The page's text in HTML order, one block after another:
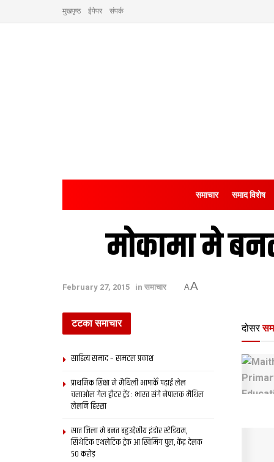
मुखपृष्ठ ईपेपर संपर्क
समाचार समाद विशेष
मोकामा मे
February 27, 2015 in समाचार AA
दोसर
टटका समाचार
साहित्य समाद – समटल प्रकाश
प्राथमिक शि‍क्षा मे मैथि‍ली भाषाकेँ पढ़ाई लेल
चलाओल गेल ट्वीटर ट्रेंड : भारत संगे नेपालक मैथिल
लेलनि हिस्सा
सात जिला मे बनत बहुउद्देशीय इंडोर स्‍टेडि‍यम,
सिंथेटिक एथलेटिक ट्रेक आ स्विमिंग पुल, केंद्र देलक
50 करोड़